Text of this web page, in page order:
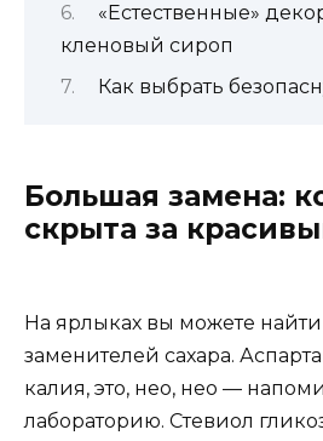
«Естественные»
кленовый сироп
Как выбрать
Большая замена:
скрыта за
На ярлыках вы можете
заменителей сахара.
калия, это, нео, нео —
лабораторию. Стевиол